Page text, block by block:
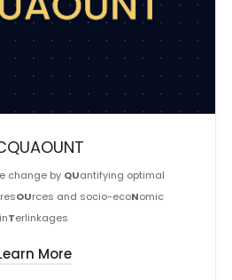
change by QUantifying optimal
OUrces and socio-ecoNomic
inTerlinkages
More